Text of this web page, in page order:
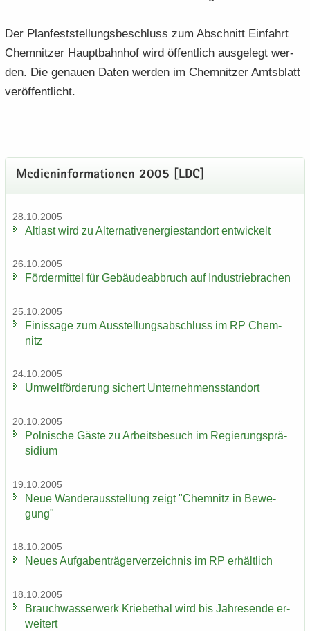
Der Plan­fest­stel­lungs­be­schluss zum Ab­schnitt Ein­fahrt
Chem­nit­zer Haupt­bahn­hof wird öf­fent­lich aus­ge­legt wer­
den. Die ge­nau­en Daten wer­den im Chem­nit­zer Amts­blatt
ver­öf­fent­licht.
Me­di­en­in­for­ma­tio­nen 2005 [LDC]
28.10.2005
Alt­last wird zu Al­ter­na­tiv­ener­gie­stand­ort ent­wi­ckelt
26.10.2005
För­der­mit­tel für Ge­bäu­de­ab­bruch auf In­dus­trie­bra­chen
25.10.2005
Fi­nis­sa­ge zum Aus­stel­lungs­ab­schluss im RP Chem­
nitz
24.10.2005
Um­welt­för­de­rung si­chert Un­ter­neh­mens­stand­ort
20.10.2005
Pol­ni­sche Gäste zu Ar­beits­be­such im Re­gie­rungs­prä­
si­di­um
19.10.2005
Neue Wan­der­aus­stel­lung zeigt "Chem­nitz in Be­we­
gung"
18.10.2005
Neues Auf­ga­ben­trä­ger­ver­zeich­nis im RP er­hält­lich
18.10.2005
Brauch­was­ser­werk Krie­be­thal wird bis Jah­res­en­de er­
wei­tert